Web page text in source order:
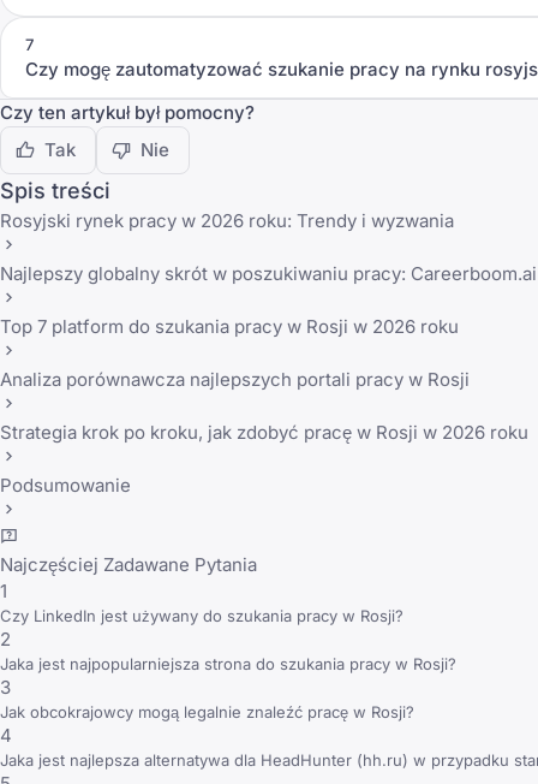
7
Czy mogę zautomatyzować szukanie pracy na rynku
Czy ten artykuł był pomocny?
Tak
Nie
Spis treści
Rosyjski rynek pracy w 2026 roku: Trendy i wyzwania
Najlepszy globalny skrót w poszukiwaniu pracy: Careerboom.ai
Top 7 platform do szukania pracy w Rosji w 2026 roku
Analiza porównawcza najlepszych portali pracy w Rosji
Strategia krok po kroku, jak zdobyć pracę w Rosji w 2026 roku
Podsumowanie
Najczęściej Zadawane Pytania
1
Czy LinkedIn jest używany do szukania pracy w Rosji?
2
Jaka jest najpopularniejsza strona do szukania pracy w Rosji?
3
Jak obcokrajowcy mogą legalnie znaleźć pracę w Rosji?
4
Jaka jest najlepsza alternatywa dla HeadHunter (hh.ru) w przypadku